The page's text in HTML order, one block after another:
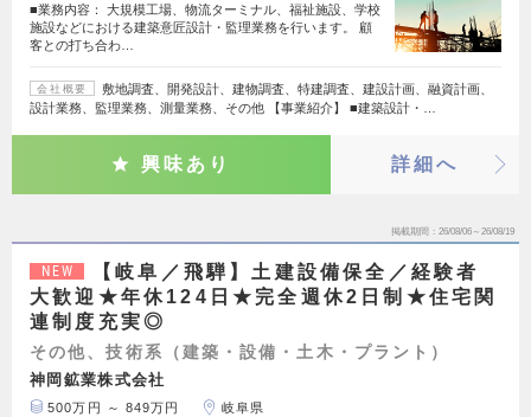
■業務内容： 大規模工場、物流ターミナル、福祉施設、学校
施設などにおける建築意匠設計・監理業務を行います。 顧
客との打ち合わ…
会社概要
敷地調査、開発設計、建物調査、特建調査、建設計画、融資計画、
設計業務、監理業務、測量業務、その他 【事業紹介】 ■建築設計・…
興味あり 詳細へ
掲載期間 26/08/06～26/08/19
NEW
【岐阜／飛騨】土建設備保全／経験者
大歓迎★年休124日★完全週休2日制★住宅関
連制度充実◎
その他、技術系（建築・設備・土木・プラント）
神岡鉱業株式会社
500万円 ～ 849万円 岐阜県